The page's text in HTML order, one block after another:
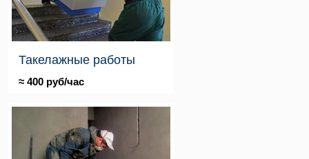
Такелажные работы
≈ 400 руб/час